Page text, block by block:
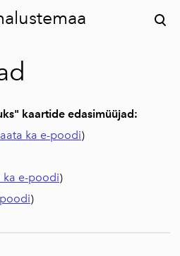
ostukorvi
kaartide edasimüüjad:
ka e-poodi)
ka e-poodi)
)